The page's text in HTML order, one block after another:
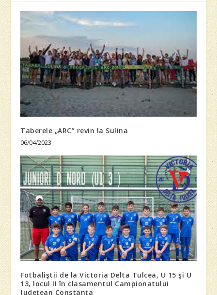
Taberele „ARC” revin la Sulina
06/04/2023
Fotbaliştii de la Victoria Delta Tulcea, U 15 şi U
13, locul II în clasamentul Campionatului
Judeţean Constanţa